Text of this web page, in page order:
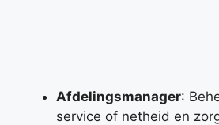
Afdelingsmanager:
service of netheid en